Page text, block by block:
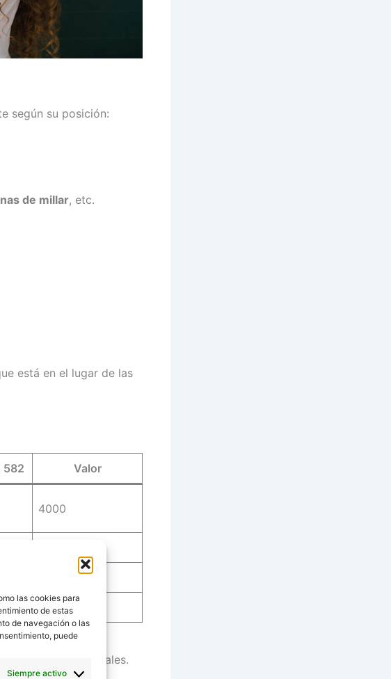
las cookies para
de estas
de navegación o las
puede
Siempre activo
según su posición:
de millar, etc.
está en el lugar de las
582 Valor
4000
2
valores posicionales.